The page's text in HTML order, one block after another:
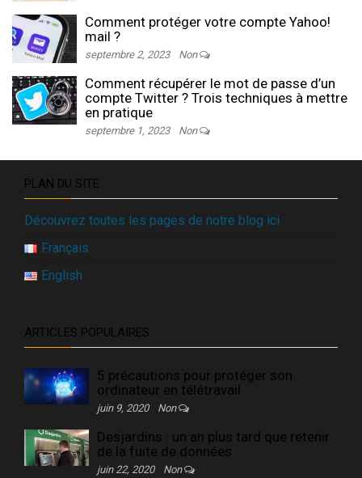
Comment protéger votre compte Yahoo!
mail ?
septembre 2, 2023 Non
Comment récupérer le mot de passe d’un
compte Twitter ? Trois techniques à mettre
en pratique
septembre 1, 2023 Non
PLAN DU SITE
Découvrez toutes les pages de notre blog ici
Français
English
ARTICLES POPULAIRES
5 précautions pour protéger son
ordinateur en télétravail
juin 9, 2020 Non
Desjardins : un an plus tard que retenir
de la fuite de données
juin 22, 2020 Non